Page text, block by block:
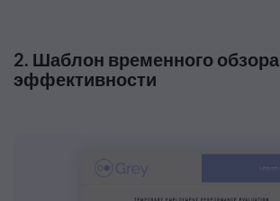
2. Шаблон временного обзора
эффективности